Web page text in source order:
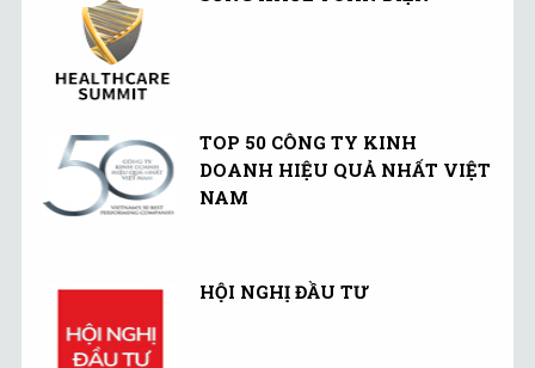
TOP 50 CÔNG TY KINH
DOANH HIỆU QUẢ NHẤT VIỆT
NAM
HỘI NGHỊ ĐẦU TƯ